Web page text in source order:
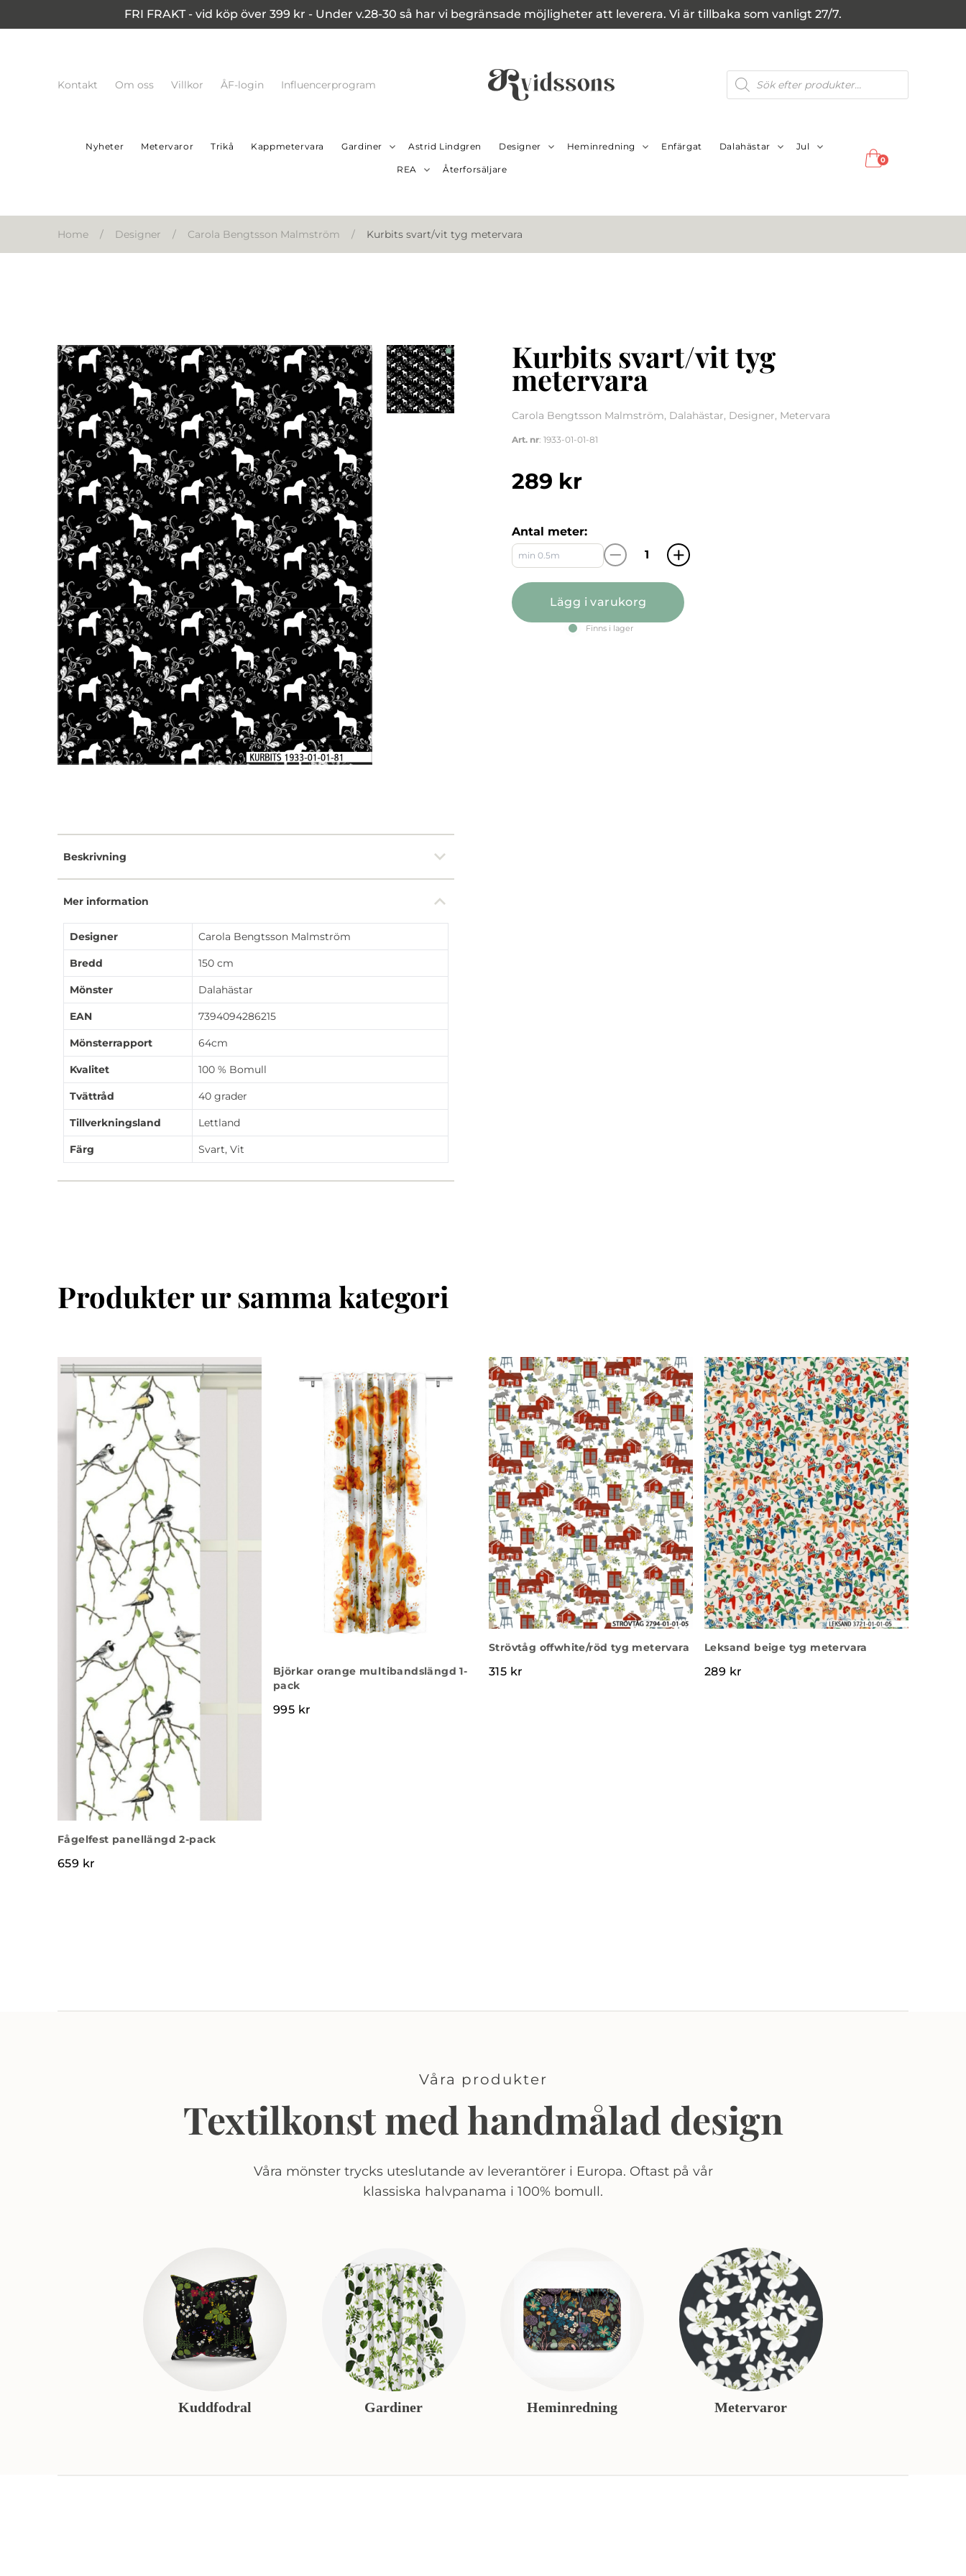
FRI FRAKT - vid köp över 399 kr - Under v.28-30 så har vi begränsade möjligheter att leverera. Vi är tillbaka som vanligt 27/7.
Kontakt Om oss Villkor ÅF-login Influencerprogram
Produktsökning
Nyheter Metervaror Trikå Kappmetervara Gardiner Astrid Lindgren Designer Heminredning Enfärgat Dalahästar Jul
REA Återforsäljare
0
Home / Designer / Carola Bengtsson Malmström / Kurbits svart/vit tyg metervara
1/1
Kurbits svart/vit tyg
metervara
Carola Bengtsson Malmström, Dalahästar, Designer, Metervara
Art. nr: 1933-01-01-81
289 kr
Antal meter:
Kurbits svart/vit tyg metervara quantity
Lägg i varukorg
Finns i lager
Beskrivning
Mer information
Designer Carola Bengtsson Malmström
Bredd 150 cm
Mönster Dalahästar
EAN 7394094286215
Mönsterrapport 64cm
Kvalitet 100 % Bomull
Tvättråd 40 grader
Tillverkningsland Lettland
Färg Svart, Vit
Produkter ur samma kategori
Fågelfest panellängd 2-pack
659 kr
Björkar orange multibandslängd 1-
pack
995 kr
Strövtåg offwhite/röd tyg metervara
315 kr
Leksand beige tyg metervara
289 kr
Våra produkter
Textilkonst med handmålad design
Våra mönster trycks uteslutande av leverantörer i Europa. Oftast på vår
klassiska halvpanama i 100% bomull.
Kuddfodral Gardiner Heminredning Metervaror